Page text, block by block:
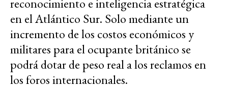
reconocimiento e inteligencia estratégica
en el Atlántico Sur. Solo mediante un
incremento de los costos económicos y
militares para el ocupante británico se
podrá dotar de peso real a los reclamos en
los foros internacionales.